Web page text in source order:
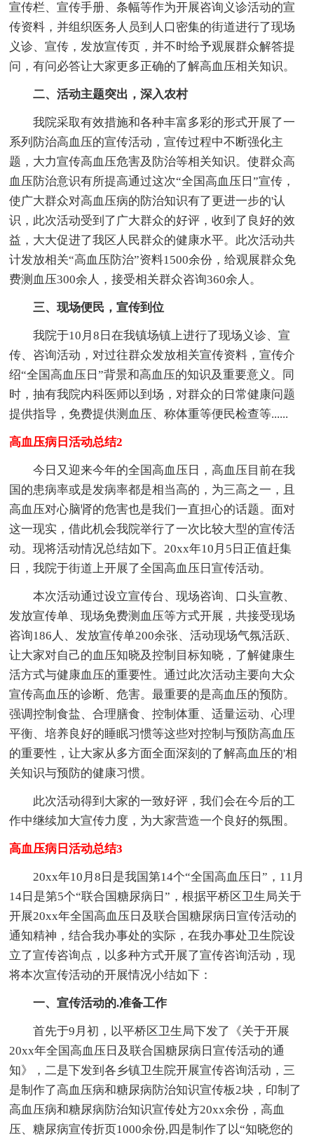
宣传栏、宣传手册、条幅等作为开展咨询义诊活动的宣
传资料，并组织医务人员到人口密集的街道进行了现场
义诊、宣传，发放宣传页，并不时给予观展群众解答提
问，有问必答让大家更多正确的了解高血压相关知识。
二、活动主题突出，深入农村
我院采取有效措施和各种丰富多彩的形式开展了一
系列防治高血压的宣传活动，宣传过程中不断强化主
题，大力宣传高血压危害及防治等相关知识。使群众高
血压防治意识有所提高通过这次“全国高血压日”宣传，
使广大群众对高血压病的防治知识有了更进一步的'认
识，此次活动受到了广大群众的好评，收到了良好的效
益，大大促进了我区人民群众的健康水平。此次活动共
计发放相关“高血压防治”资料1500余份，给观展群众免
费测血压300余人，接受相关群众咨询360余人。
三、现场便民，宣传到位
我院于10月8日在我镇场镇上进行了现场义诊、宣
传、咨询活动，对过往群众发放相关宣传资料，宣传介
绍“全国高血压日”背景和高血压的知识及重要意义。同
时，抽有我院内科医师以到场，对群众的日常健康问题
提供指导，免费提供测血压、称体重等便民检查等......
高血压病日活动总结2
今日又迎来今年的全国高血压日，高血压目前在我
国的患病率或是发病率都是相当高的，为三高之一，且
高血压对心脑肾的危害也是我们一直担心的话题。面对
这一现实，借此机会我院举行了一次比较大型的宣传活
动。现将活动情况总结如下。20xx年10月5日正值赶集
日，我院于街道上开展了全国高血压日宣传活动。
本次活动通过设立宣传台、现场咨询、口头宣教、
发放宣传单、现场免费测血压等方式开展，共接受现场
咨询186人、发放宣传单200余张、活动现场气氛活跃、
让大家对自己的血压知晓及控制目标知晓，了解健康生
活方式与健康血压的重要性。通过此次活动主要向大众
宣传高血压的诊断、危害。最重要的是高血压的预防。
强调控制食盐、合理膳食、控制体重、适量运动、心理
平衡、培养良好的睡眠习惯等这些对控制与预防高血压
的重要性，让大家从多方面全面深刻的了解高血压的'相
关知识与预防的健康习惯。
此次活动得到大家的一致好评，我们会在今后的工
作中继续加大宣传力度，为大家营造一个良好的氛围。
高血压病日活动总结3
20xx年10月8日是我国第14个“全国高血压日”，11月
14日是第5个“联合国糖尿病日”，根据平桥区卫生局关于
开展20xx年全国高血压日及联合国糖尿病日宣传活动的
通知精神，结合我办事处的实际，在我办事处卫生院设
立了宣传咨询点，以多种方式开展了宣传咨询活动，现
将本次宣传活动的开展情况小结如下：
一、宣传活动的.准备工作
首先于9月初，以平桥区卫生局下发了《关于开展
20xx年全国高血压日及联合国糖尿病日宣传活动的通
知》，二是下发到各乡镇卫生院开展宣传咨询活动，三
是制作了高血压病和糖尿病防治知识宣传板2块，印制了
高血压病和糖尿病防治知识宣传处方20xx余份，高血
压、糖尿病宣传折页1000余份,四是制作了以“知晓您的